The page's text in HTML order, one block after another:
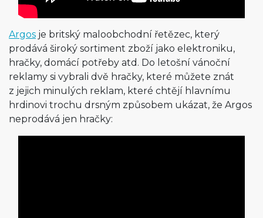
Argos je britský maloobchodní řetězec, který
prodává široký sortiment zboží jako elektroniku,
hračky, domácí potřeby atd. Do letošní vánoční
reklamy si vybrali dvě hračky, které můžete znát
z jejich minulých reklam, které chtějí hlavnímu
hrdinovi trochu drsným způsobem ukázat, že Argos
neprodává jen hračky: